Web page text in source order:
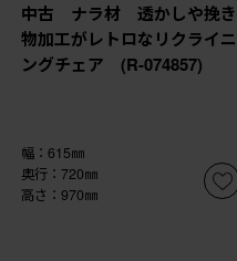
中古 ナラ材 透かしや挽き
物加工がレトロなリクライニ
ングチェア (R-074857)
幅：615㎜
奥行：720㎜
高さ：970㎜